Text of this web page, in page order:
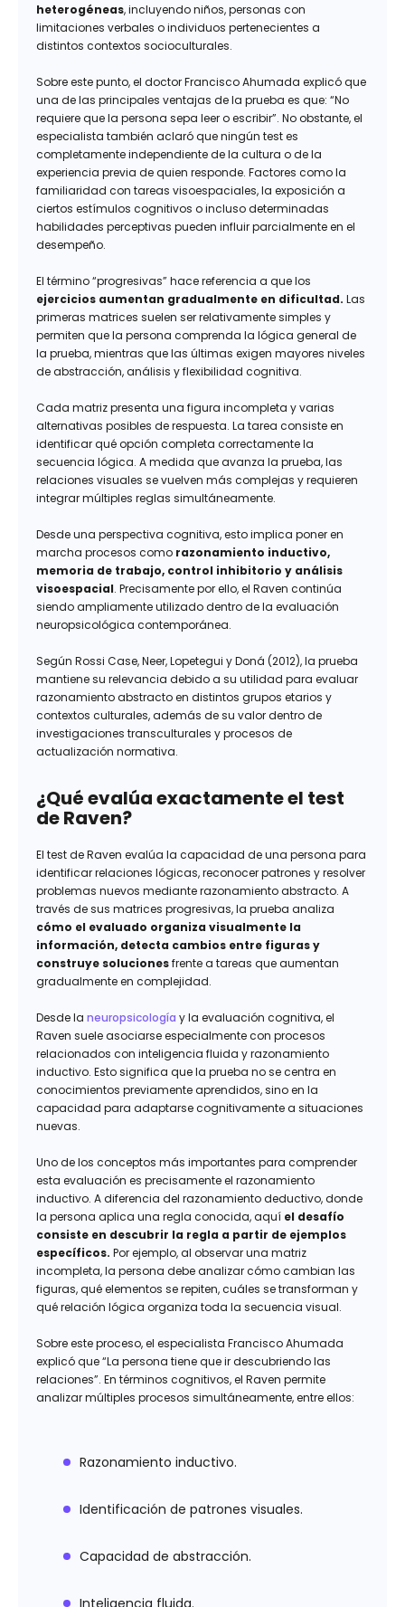
heterogéneas, incluyendo niños, personas con
limitaciones verbales o individuos pertenecientes a
distintos contextos socioculturales.
Sobre este punto, el doctor Francisco Ahumada explicó que
una de las principales ventajas de la prueba es que: “No
requiere que la persona sepa leer o escribir”. No obstante, el
especialista también aclaró que ningún test es
completamente independiente de la cultura o de la
experiencia previa de quien responde. Factores como la
familiaridad con tareas visoespaciales, la exposición a
ciertos estímulos cognitivos o incluso determinadas
habilidades perceptivas pueden influir parcialmente en el
desempeño.
El término “progresivas” hace referencia a que los
ejercicios aumentan gradualmente en dificultad. Las
primeras matrices suelen ser relativamente simples y
permiten que la persona comprenda la lógica general de
la prueba, mientras que las últimas exigen mayores niveles
de abstracción, análisis y flexibilidad cognitiva.
Cada matriz presenta una figura incompleta y varias
alternativas posibles de respuesta. La tarea consiste en
identificar qué opción completa correctamente la
secuencia lógica. A medida que avanza la prueba, las
relaciones visuales se vuelven más complejas y requieren
integrar múltiples reglas simultáneamente.
Desde una perspectiva cognitiva, esto implica poner en
marcha procesos como razonamiento inductivo,
memoria de trabajo, control inhibitorio y análisis
visoespacial. Precisamente por ello, el Raven continúa
siendo ampliamente utilizado dentro de la evaluación
neuropsicológica contemporánea.
Según Rossi Case, Neer, Lopetegui y Doná (2012), la prueba
mantiene su relevancia debido a su utilidad para evaluar
razonamiento abstracto en distintos grupos etarios y
contextos culturales, además de su valor dentro de
investigaciones transculturales y procesos de
actualización normativa.
¿Qué evalúa exactamente el test
de Raven?
El test de Raven evalúa la capacidad de una persona para
identificar relaciones lógicas, reconocer patrones y resolver
problemas nuevos mediante razonamiento abstracto. A
través de sus matrices progresivas, la prueba analiza
cómo el evaluado organiza visualmente la
información, detecta cambios entre figuras y
construye solucionesfrente a tareas que aumentan
gradualmente en complejidad.
Desde la neuropsicología y la evaluación cognitiva, el
Raven suele asociarse especialmente con procesos
relacionados con inteligencia fluida y razonamiento
inductivo. Esto significa que la prueba no se centra en
conocimientos previamente aprendidos, sino en la
capacidad para adaptarse cognitivamente a situaciones
nuevas.
Uno de los conceptos más importantes para comprender
esta evaluación es precisamente el razonamiento
inductivo. A diferencia del razonamiento deductivo, donde
la persona aplica una regla conocida, aquí el desafío
consiste en descubrir la regla a partir de ejemplos
específicos. Por ejemplo, al observar una matriz
incompleta, la persona debe analizar cómo cambian las
figuras, qué elementos se repiten, cuáles se transforman y
qué relación lógica organiza toda la secuencia visual.
Sobre este proceso, el especialista Francisco Ahumada
explicó que “La persona tiene que ir descubriendo las
relaciones”. En términos cognitivos, el Raven permite
analizar múltiples procesos simultáneamente, entre ellos:
Razonamiento inductivo.
Identificación de patrones visuales.
Capacidad de abstracción.
Inteligencia fluida.